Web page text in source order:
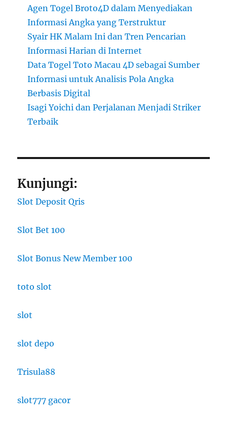
Agen Togel Broto4D dalam Menyediakan
Informasi Angka yang Terstruktur
Syair HK Malam Ini dan Tren Pencarian
Informasi Harian di Internet
Data Togel Toto Macau 4D sebagai Sumber
Informasi untuk Analisis Pola Angka
Berbasis Digital
Isagi Yoichi dan Perjalanan Menjadi Striker
Terbaik
Kunjungi:
Slot Deposit Qris
Slot Bet 100
Slot Bonus New Member 100
toto slot
slot
slot depo
Trisula88
slot777 gacor